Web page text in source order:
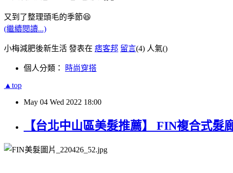
又到了整理頭毛的季節😆
(繼續閱讀...)
小梅減肥後新生活 發表在 痞客邦 留言(4) 人氣()
個人分類： 時尚穿搭
▲top
May 04 Wed 2022 18:00
【台北中山區美髮推薦】 FIN複合式